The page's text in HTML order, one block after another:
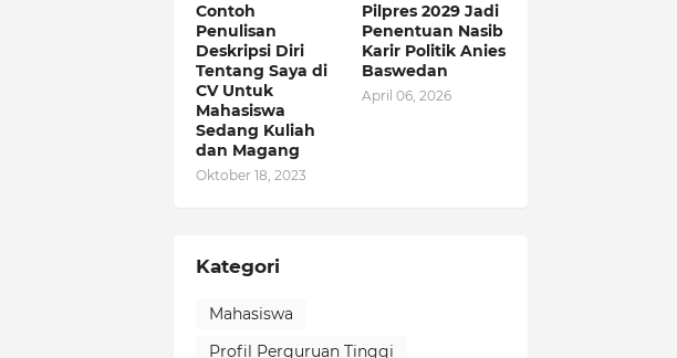
Contoh
Penulisan
Deskripsi Diri
Tentang Saya di
CV Untuk
Mahasiswa
Sedang Kuliah
dan Magang
Oktober 18, 2023
Pilpres 2029 Jadi
Penentuan Nasib
Karir Politik Anies
Baswedan
April 06, 2026
Kategori
Mahasiswa
Profil Perguruan Tinggi